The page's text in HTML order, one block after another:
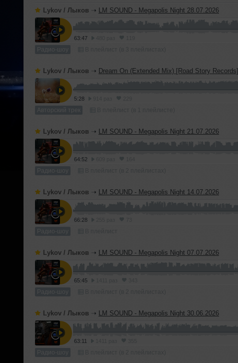
Lykov / Лыков ➝ LM SOUND - Megapolis Night 28.07.2026
63:47
Радио-шоу
Lykov / Лыков ➝ Dream On (Extended Mix) [Road Story Records]
5:28
Авторский трек
Lykov / Лыков ➝ LM SOUND - Megapolis Night 21.07.2026
64:52
Радио-шоу
Lykov / Лыков ➝ LM SOUND - Megapolis Night 14.07.2026
66:28
Радио-шоу
Lykov / Лыков ➝ LM SOUND - Megapolis Night 07.07.2026
65:45
Радио-шоу
Lykov / Лыков ➝ LM SOUND - Megapolis Night 30.06.2026
63:11
Радио-шоу